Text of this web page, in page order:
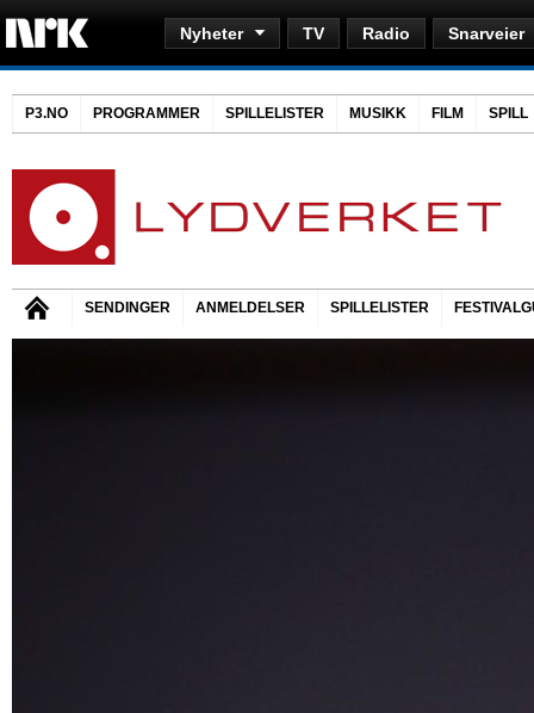
Nyheter TV Radio Snarveier
P3.NO PROGRAMMER SPILLELISTER MUSIKK FILM SPILL
SENDINGER ANMELDELSER SPILLELISTER